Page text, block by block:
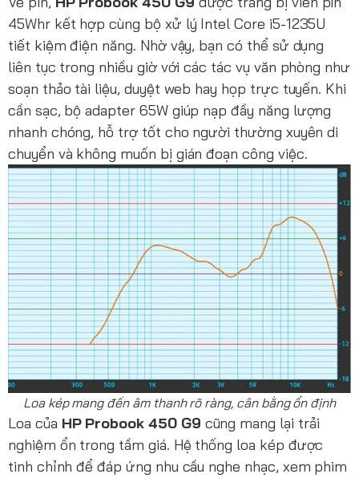
45Whr kết hợp cùng bộ xử lý Intel Core i5-1235U
tiết kiệm điện năng. Nhờ vậy, bạn có thể sử dụng
liên tục trong nhiều giờ với các tác vụ văn phòng như
soạn thảo tài liệu, duyệt web hay họp trực tuyến. Khi
cần sạc, bộ adapter 65W giúp nạp đầy năng lượng
nhanh chóng, hỗ trợ tốt cho người thường xuyên di
chuyển và không muốn bị gián đoạn công việc.
Loa kép mang đến âm thanh rõ ràng, cân bằng ổn định
Loa của HP Probook 450 G9 cũng mang lại trải
nghiệm ổn trong tầm giá. Hệ thống loa kép được
tinh chỉnh để đáp ứng nhu cầu nghe nhạc, xem phim